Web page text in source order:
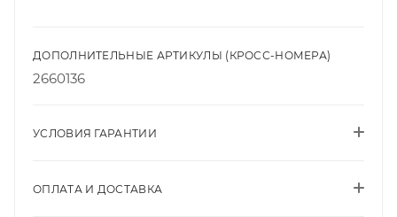
ДОПОЛНИТЕЛЬНЫЕ АРТИКУЛЫ (КРОСС-НОМЕРА)
2660136
УСЛОВИЯ ГАРАНТИИ
ОПЛАТА И ДОСТАВКА